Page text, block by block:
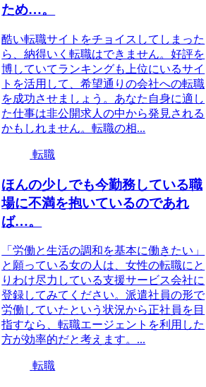
ため…。
酷い転職サイトをチョイスしてしまった
ら、納得いく転職はできません。好評を
博していてランキングも上位にいるサイ
トを活用して、希望通りの会社への転職
を成功させましょう。あなた自身に適し
た仕事は非公開求人の中から発見される
かもしれません。転職の相...
転職
ほんの少しでも今勤務している職
場に不満を抱いているのであれ
ば…。
「労働と生活の調和を基本に働きたい」
と願っている女の人は、女性の転職にと
りわけ尽力している支援サービス会社に
登録してみてください。派遣社員の形で
労働していたという状況から正社員を目
指すなら、転職エージェントを利用した
方が効率的だと考えます。...
転職